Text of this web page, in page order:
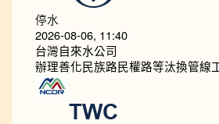
停水
2026-08-06, 11:40
台灣自來水公司
辦理善化民族路民權路等汰換管線